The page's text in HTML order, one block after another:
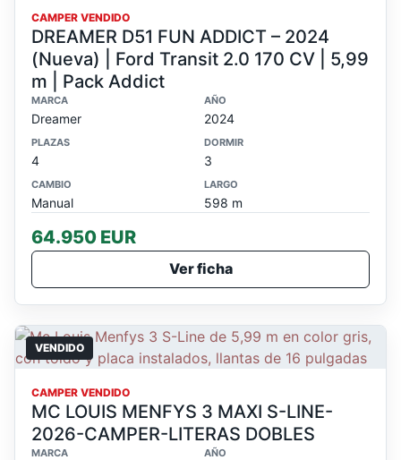
CAMPER VENDIDO
DREAMER D51 FUN ADDICT – 2024
(Nueva) | Ford Transit 2.0 170 CV | 5,99
m | Pack Addict
MARCA
Dreamer
AÑO
2024
PLAZAS
4
DORMIR
3
CAMBIO
Manual
LARGO
598 m
64.950 EUR
Ver ficha
VENDIDO
CAMPER VENDIDO
MC LOUIS MENFYS 3 MAXI S-LINE-
2026-CAMPER-LITERAS DOBLES
MARCA AÑO